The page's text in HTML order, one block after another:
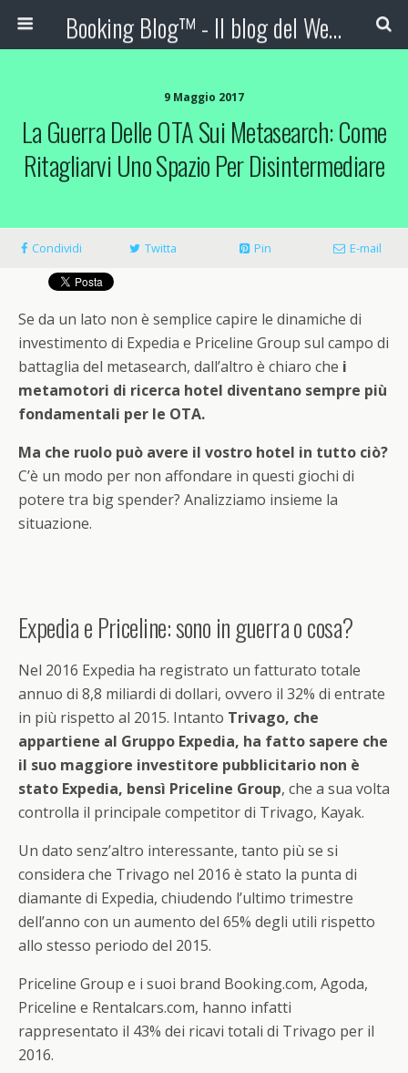
Booking Blog™ - Il blog del Web Marketing Turistico
9 Maggio 2017
La Guerra Delle OTA Sui Metasearch: Come
Ritagliarvi Uno Spazio Per Disintermediare
Condividi Twitta Pin E-mail
Se da un lato non è semplice capire le dinamiche di
investimento di Expedia e Priceline Group sul campo di
battaglia del metasearch, dall’altro è chiaro che i
metamotori di ricerca hotel diventano sempre più
fondamentali per le OTA.
Ma che ruolo può avere il vostro hotel in tutto ciò?
C’è un modo per non affondare in questi giochi di
potere tra big spender? Analizziamo insieme la
situazione.
Expedia e Priceline: sono in guerra o cosa?
Nel 2016 Expedia ha registrato un fatturato totale
annuo di 8,8 miliardi di dollari, ovvero il 32% di entrate
in più rispetto al 2015. Intanto Trivago, che
appartiene al Gruppo Expedia, ha fatto sapere che
il suo maggiore investitore pubblicitario non è
stato Expedia, bensì Priceline Group, che a sua volta
controlla il principale competitor di Trivago, Kayak.
Un dato senz’altro interessante, tanto più se si
considera che Trivago nel 2016 è stato la punta di
diamante di Expedia, chiudendo l’ultimo trimestre
dell’anno con un aumento del 65% degli utili rispetto
allo stesso periodo del 2015.
Priceline Group e i suoi brand Booking.com, Agoda,
Priceline e Rentalcars.com, hanno infatti
rappresentato il 43% dei ricavi totali di Trivago per il
2016.